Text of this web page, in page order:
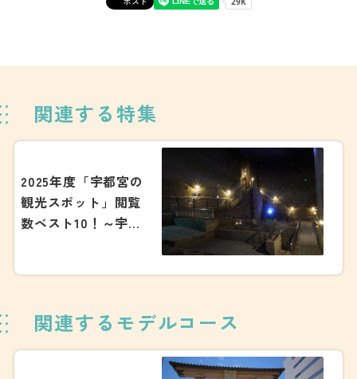
関連する特集
2025年度「宇都宮の
観光スポット」閲覧
数ベスト10！～宇都
関連するモデルコース